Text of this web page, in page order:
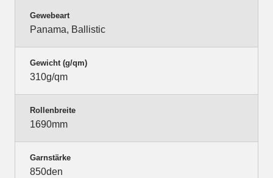
Gewebeart
Panama, Ballistic
Gewicht (g/qm)
310g/qm
Rollenbreite
1690mm
Garnstärke
850den